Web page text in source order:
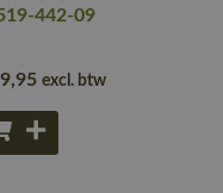
442-09
,95 excl. btw